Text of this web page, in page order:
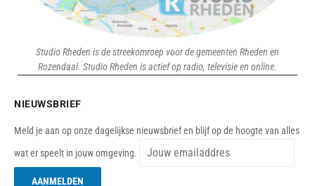
Studio Rheden is de streekomroep voor de gemeenten Rheden en
Rozendaal. Studio Rheden is actief op radio, televisie en online.
NIEUWSBRIEF
Meld je aan op onze dagelijkse nieuwsbrief en blijf op de hoogte van alles
wat er speelt in jouw omgeving.